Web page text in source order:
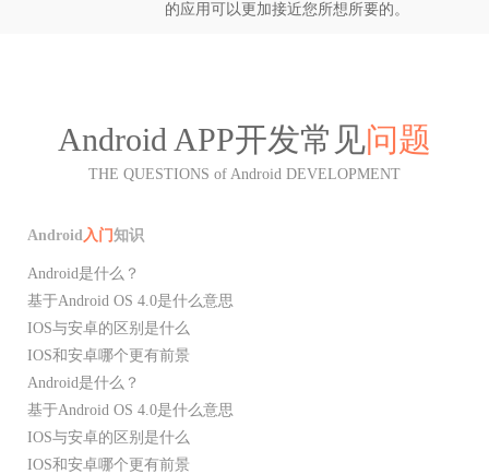
的应用可以更加接近您所想所要的。
Android APP开发常见问题
THE QUESTIONS of Android DEVELOPMENT
Android入门知识
Android是什么？
基于Android OS 4.0是什么意思
IOS与安卓的区别是什么
IOS和安卓哪个更有前景
Android是什么？
基于Android OS 4.0是什么意思
IOS与安卓的区别是什么
IOS和安卓哪个更有前景